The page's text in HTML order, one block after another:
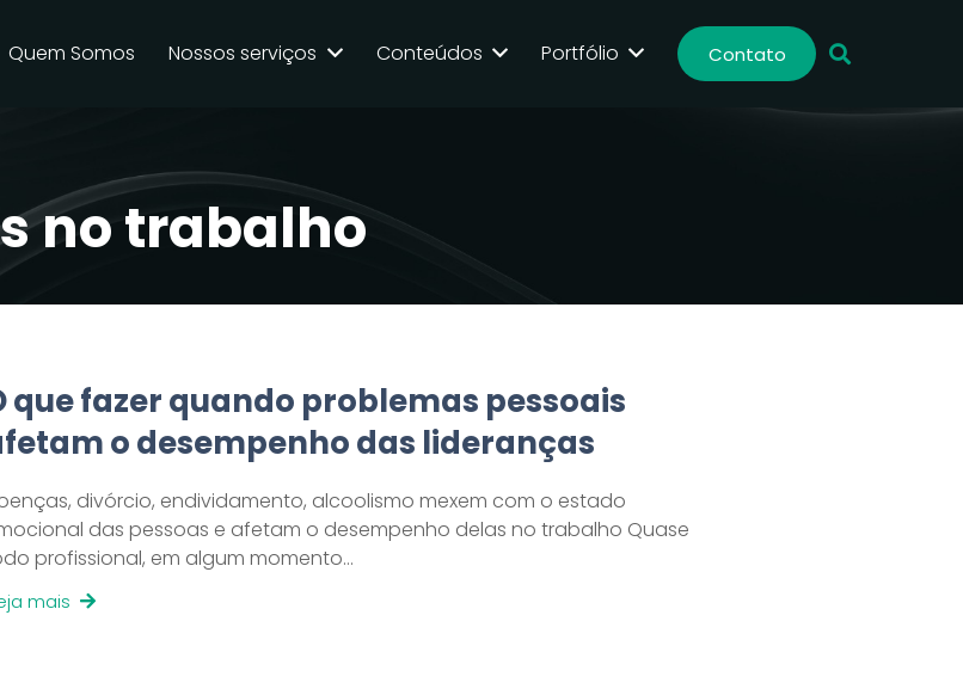
Quem Somos Nossos serviços Conteúdos Portfólio Contato
no trabalho
que fazer quando problemas pessoais
o desempenho das lideranças
divórcio, endividamento, alcoolismo mexem com o estado
das pessoas e afetam o desempenho delas no trabalho Quase
profissional, em algum momento…
mais